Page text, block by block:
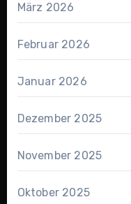
März 2026
Februar 2026
Januar 2026
Dezember 2025
November 2025
Oktober 2025